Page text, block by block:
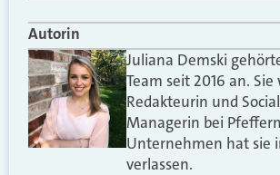
Autorin
Juliana Demski
Team seit 2016 an. Sie
Redakteurin und
Managerin bei
Unternehmen hat sie
verlassen.